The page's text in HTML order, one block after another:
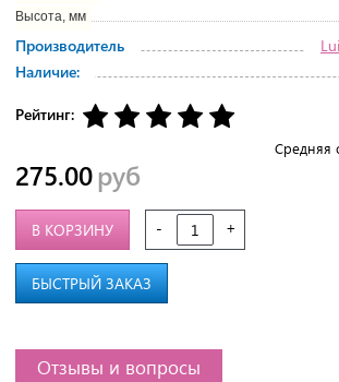
Высота, мм
Производитель
Наличие:
Рейтинг:
Средняя
275.00руб
- +
В КОРЗИНУ
БЫСТРЫЙ ЗАКАЗ
Отзывы и вопросы